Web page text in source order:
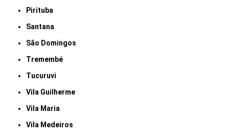
Pirituba
Santana
São Domingos
Tremembé
Tucuruvi
Vila Guilherme
Vila Maria
Vila Medeiros